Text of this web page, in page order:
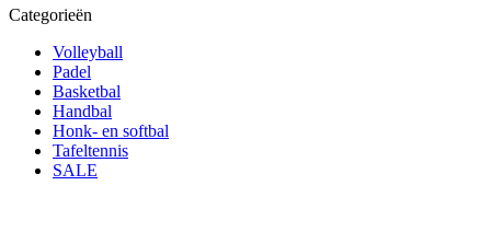
Categorieën
Volleyball
Padel
Basketbal
Handbal
Honk- en softbal
Tafeltennis
SALE